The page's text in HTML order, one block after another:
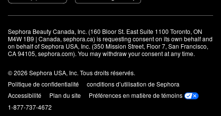
Sephora Beauty Canada, Inc. (160 Bloor St. East Suite 1100 Toronto, ON
M4W 1B9 | Canada, sephora.ca) is requesting consent on its own behalf and
on behalf of Sephora USA, Inc. (350 Mission Street, Floor 7, San Francisco,
CA 94105, sephora.com). You may withdraw your consent at any time.
© 2026 Sephora USA, Inc. Tous droits réservés.
Politique de confidentialité
conditions d’utilisation de Sephora
Accessibilité
Plan du site
Préférences en matière de témoins
1-877-737-4672